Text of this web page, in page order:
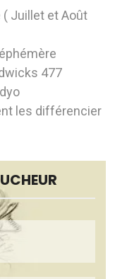
( Juillet et Août
477
les différencier